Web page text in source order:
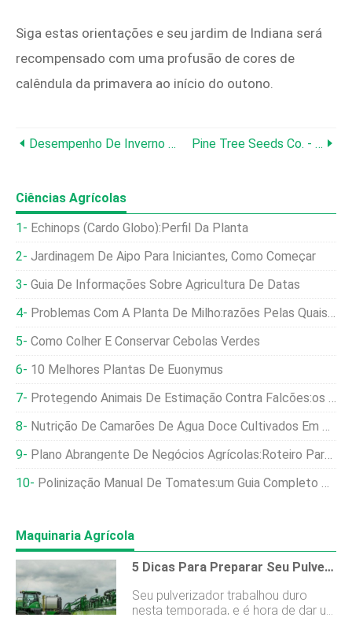
Siga estas orientações e seu jardim de Indiana será
recompensado com uma profusão de cores de
calêndula da primavera ao início do outono.
Desempenho De Inverno Do John Deere 5075E:otimize A Potência, A Tração E Os Acessórios Pine Tree Seeds Co. - Sementes De Pinheiro Premium E Dicas De Especialistas Para Jardineiros Sustentáveis
Ciências Agrícolas
Echinops (cardo Globo):Perfil Da Planta
Jardinagem De Aipo Para Iniciantes, Como Começar
Guia De Informações Sobre Agricultura De Datas
Problemas Com A Planta De Milho:razões Pelas Quais Uma Planta De Milho Murcha
Como Colher E Conservar Cebolas Verdes
10 Melhores Plantas De Euonymus
Protegendo Animais De Estimação Contra Falcões:os Sinos De Vento Realmente Funcionam?
Nutrição De Camarões De Água Doce Cultivados Em Lagoas
Plano Abrangente De Negócios Agrícolas:Roteiro Para O Sucesso Agrícola
Polinização Manual De Tomates:um Guia Completo Para Jardins Frutíferos
Maquinaria Agrícola
5 Dicas Para Preparar Seu Pulverizador Para O Inverno
Seu pulverizador trabalhou duro
nesta temporada, e é hora de dar um